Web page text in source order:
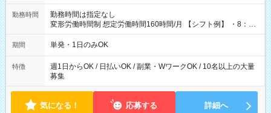
勤務時間
勤務時間は指定なし
変形労働時間制 想定労働時間160時間/月 【シフト例】 ・8：00
～21：00
期間 単発・1日のみOK
特徴
週1日からOK / 日払いOK / 副業・WワークOK / 10名以上の大量
募集
気になる！ 応募する 詳細へ